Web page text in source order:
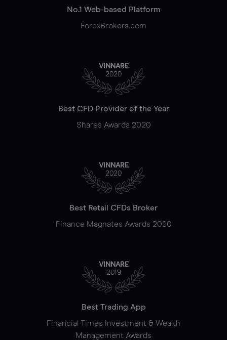
No.1 Web-based Platform
ForexBrokers.com
VINNARE
2020
Best CFD Provider of the Year
Shares Awards 2020
VINNARE
2020
Best Retail CFDs Broker
Finance Magnates Awards 2020
VINNARE
2019
Best Trading App
Financial Times Investment & Wealth
Management Awards